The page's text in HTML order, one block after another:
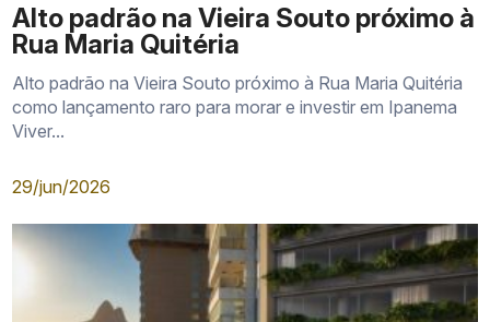
Alto padrão na Vieira Souto próximo à
Rua Maria Quitéria
Alto padrão na Vieira Souto próximo à Rua Maria Quitéria
como lançamento raro para morar e investir em Ipanema
Viver...
29/jun/2026